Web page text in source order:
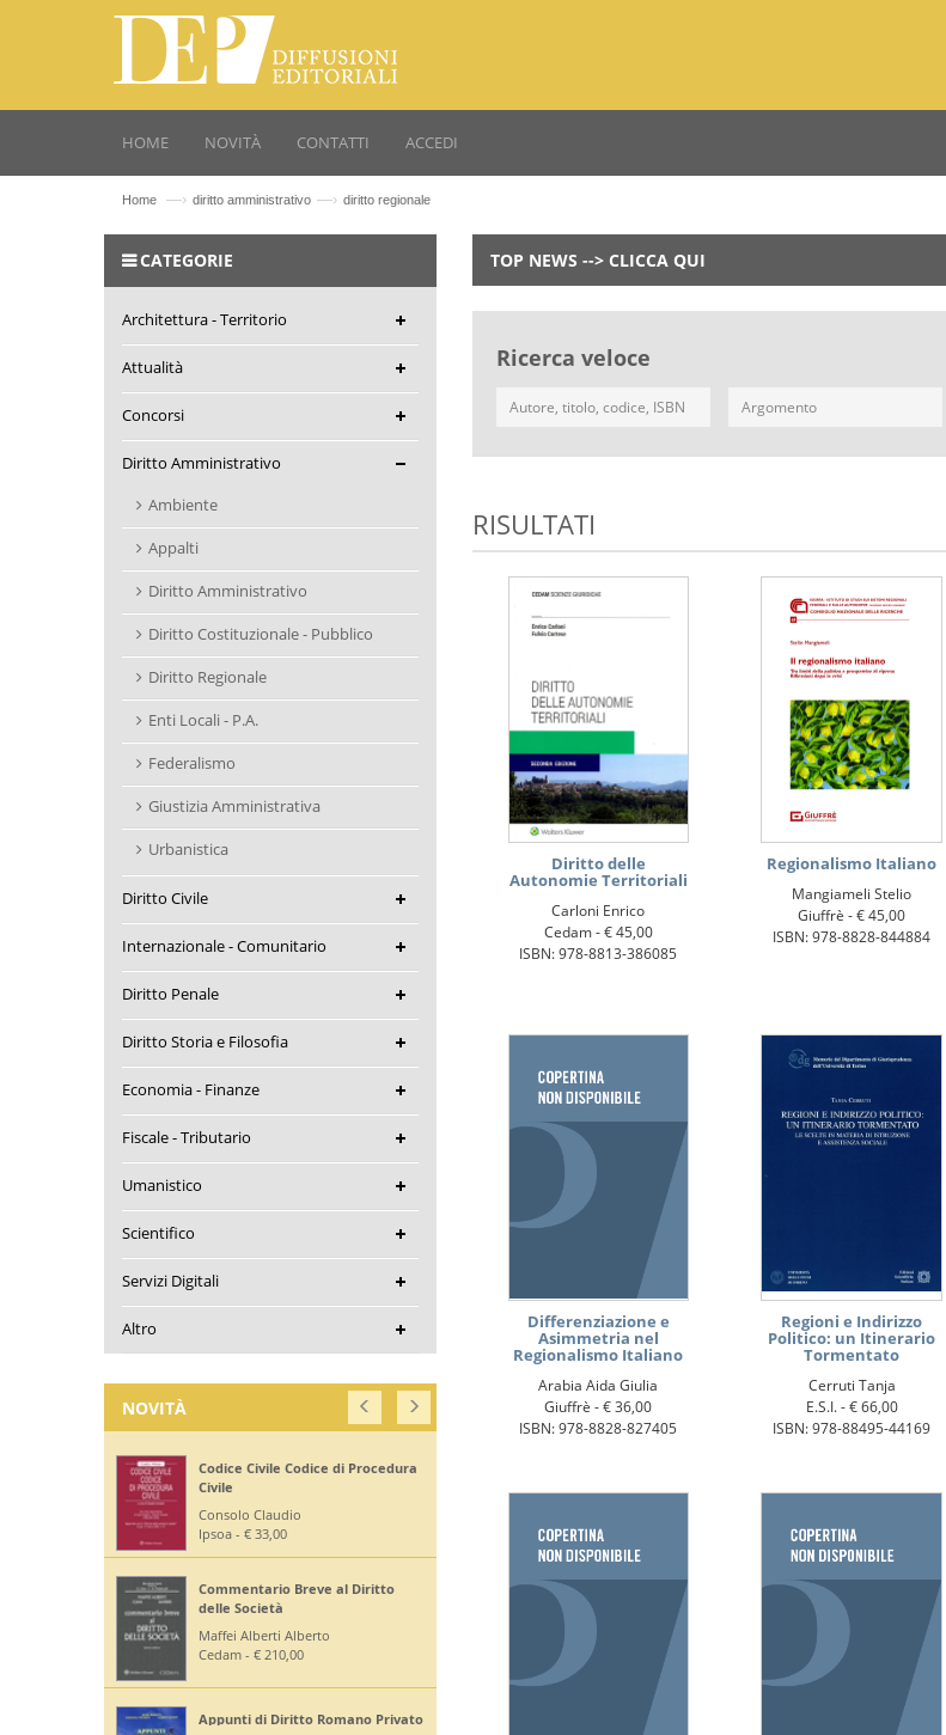
HOME NOVITÀ CONTATTI ACCEDI
Home —› diritto amministrativo —› diritto regionale
TOP NEWS --> CLICCA QUI
Ricerca veloce
RISULTATI
Diritto delle
Autonomie Territoriali
Carloni Enrico
Cedam -€ 45,00
ISBN: 978-8813-386085
Regionalismo Italiano
Mangiameli Stelio
Giuffrè -€ 45,00
ISBN: 978-8828-844884
Differenziazione e
Asimmetria nel
Regionalismo Italiano
Arabia Aida Giulia
Giuffrè -€ 36,00
ISBN: 978-8828-827405
Regioni e Indirizzo
Politico: un Itinerario
Tormentato
Cerruti Tanja
E.S.I. -€ 66,00
ISBN: 978-88495-44169
CATEGORIE
Architettura - Territorio
Attualità
Concorsi
Diritto Amministrativo
Ambiente
Appalti
Diritto Amministrativo
Diritto Costituzionale - Pubblico
Diritto Regionale
Enti Locali - P.A.
Federalismo
Giustizia Amministrativa
Urbanistica
Diritto Civile
Internazionale - Comunitario
Diritto Penale
Diritto Storia e Filosofia
Economia - Finanze
Fiscale - Tributario
Umanistico
Scientifico
Servizi Digitali
Altro
NOVITÀ
Codice Civile Codice di Procedura
Civile
Consolo Claudio
Ipsoa - € 33,00
Commentario Breve al Diritto
delle Società
Maffei Alberti Alberto
Cedam - € 210,00
Appunti di Diritto Romano Privato